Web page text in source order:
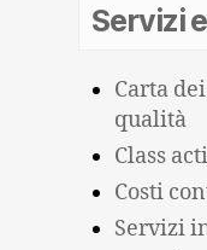
Servizi
Carta
qualità
Class
Costi
Servizi